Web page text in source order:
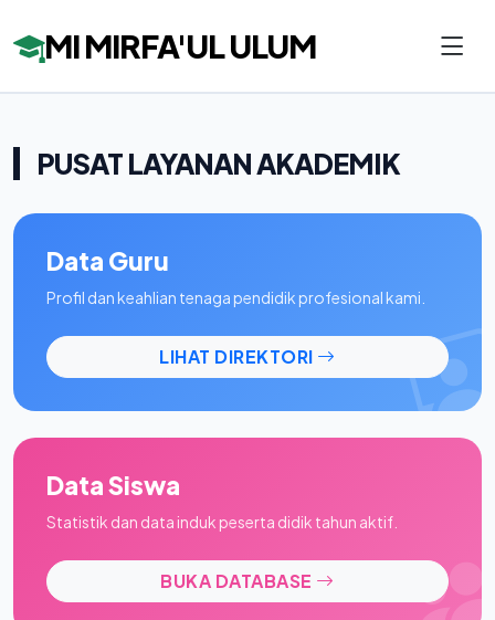
MI MIRFA'UL ULUM
PUSAT LAYANAN AKADEMIK
Data Guru
Profil dan keahlian tenaga pendidik profesional kami.
LIHAT DIREKTORI
Data Siswa
Statistik dan data induk peserta didik tahun aktif.
BUKA DATABASE